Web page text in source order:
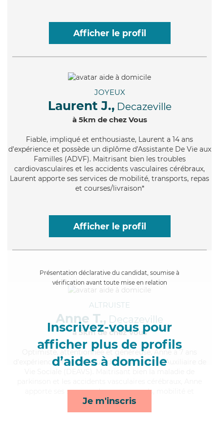
Afficher le profil
JOYEUX
Laurent J., Decazeville
à 5km de chez Vous
Fiable, impliqué et enthousiaste, Laurent a 14 ans
d'expérience et possède un diplôme d'Assistante De Vie aux
Familles (ADVF). Maitrisant bien les troubles
cardiovasculaires et les accidents vasculaires cérébraux,
Laurent apporte ses services de mobilité, transports, repas
et courses/livraison*
Afficher le profil
Présentation déclarative du candidat, soumise à
vérification avant toute mise en relation
Inscrivez-vous pour
afficher plus de profils
d’aides à domicile
Je m'inscris
ALTRUISTE
Anne T., Decazeville
à 5km de chez Vous
, attentionnée et généreuse, Anne a 7 ans
d'expérience et possède un diplôme d'État d'Auxiliaire de
apporte ses services de repas, rappels, mobilité et
compagnie/loisirs*